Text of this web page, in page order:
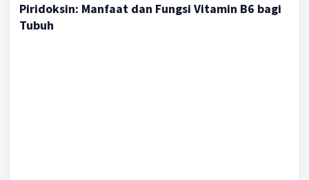
Piridoksin: Manfaat dan Fungsi Vitamin B6 bagi
Tubuh